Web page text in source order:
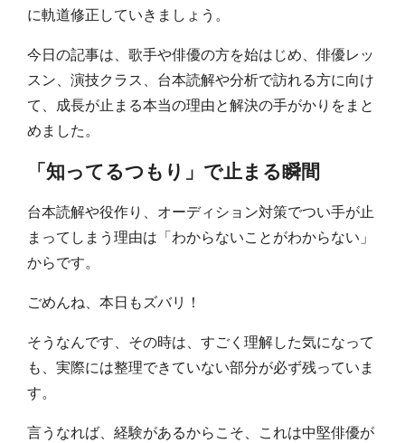
に軌道修正していきましょう。
今日の記事は、歌手や俳優の方を始はじめ、俳優レッ
スン、演技クラス、台本読解や分析で訪れる方に向け
て、成長が止まる本当の理由と解決の手がかりをまと
めました。
「知ってるつもり」で止まる瞬間
台本読解や役作り、オーディション対策でつい手が止
まってしまう理由は「わからないことがわからない」
からです。
ごめんね、本日もズバリ！
そうなんです、その時は、すごく理解した気になって
も、実際には整理できていない部分が必ず残っていま
す。
言うなれば、経験があるからこそ、これは中堅俳優が